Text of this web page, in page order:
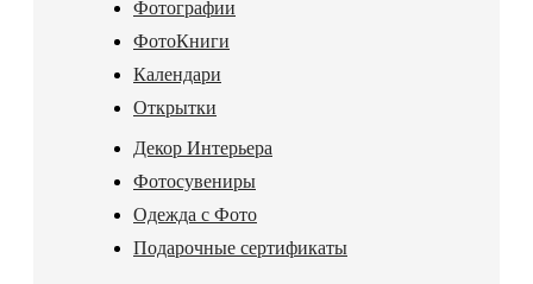
Фотографии
ФотоКниги
Календари
Открытки
Декор Интерьера
Фотосувениры
Одежда с Фото
Подарочные сертификаты